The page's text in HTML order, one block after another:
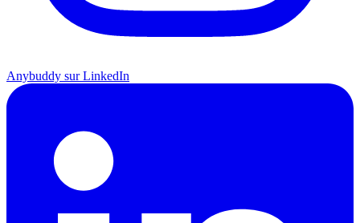
Anybuddy sur LinkedIn